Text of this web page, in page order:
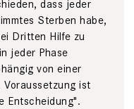
dass jeder
Sterben habe,
Dritten Hilfe zu
jeder Phase
von einer
ist
Entscheidung".